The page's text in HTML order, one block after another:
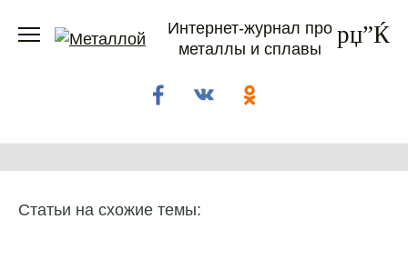
Интернет-журнал про
металлы и сплавы
Статьи на схожие темы: